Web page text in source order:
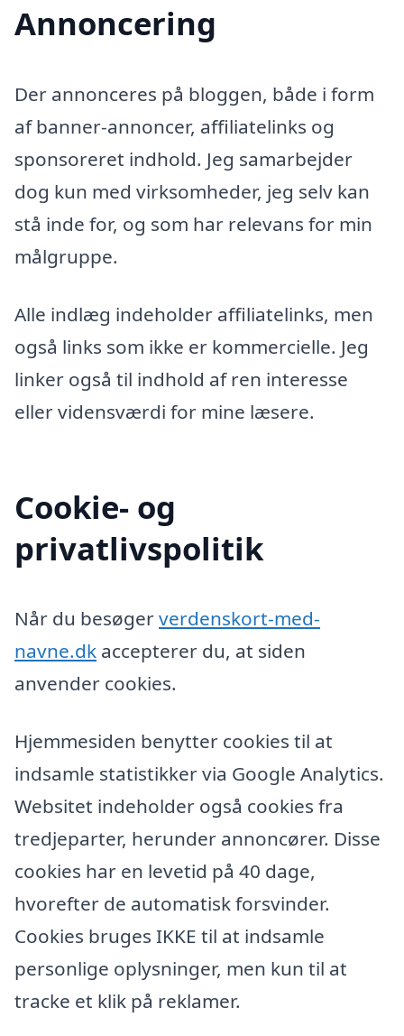
Annoncering
Der annonceres på bloggen, både i form
af banner-annoncer, affiliatelinks og
sponsoreret indhold. Jeg samarbejder
dog kun med virksomheder, jeg selv kan
stå inde for, og som har relevans for min
målgruppe.
Alle indlæg indeholder affiliatelinks, men
også links som ikke er kommercielle. Jeg
linker også til indhold af ren interesse
eller vidensværdi for mine læsere.
Cookie- og
privatlivspolitik
Når du besøgerverdenskort-med-
navne.dk accepterer du, at siden
anvender cookies.
Hjemmesiden benytter cookies til at
indsamle statistikker via Google Analytics.
Websitet indeholder også cookies fra
tredjeparter, herunder annoncører. Disse
cookies har en levetid på 40 dage,
hvorefter de automatisk forsvinder.
Cookies bruges IKKE til at indsamle
personlige oplysninger, men kun til at
tracke et klik på reklamer.